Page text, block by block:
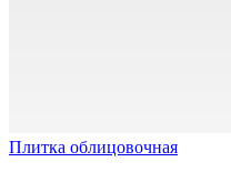
Плитка облицовочная